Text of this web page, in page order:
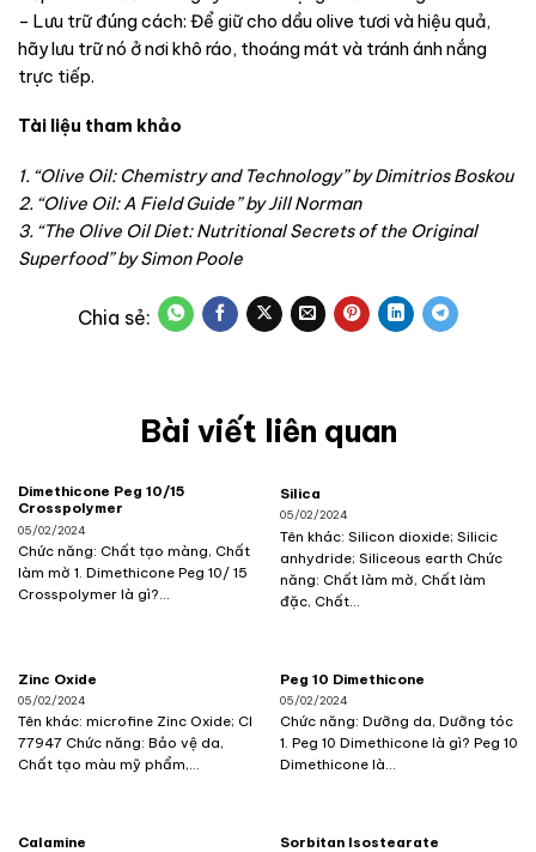
– Lưu trữ đúng cách: Để giữ cho dầu olive tươi và hiệu quả,
hãy lưu trữ nó ở nơi khô ráo, thoáng mát và tránh ánh nắng
trực tiếp.
Tài liệu tham khảo
1. “Olive Oil: Chemistry and Technology” by Dimitrios Boskou
2. “Olive Oil: A Field Guide” by Jill Norman
3. “The Olive Oil Diet: Nutritional Secrets of the Original
Superfood” by Simon Poole
Bài viết liên quan
Dimethicone Peg 10/15
Crosspolymer
05/02/2024
Chức năng: Chất tạo màng, Chất
làm mờ 1. Dimethicone Peg 10/ 15
Crosspolymer là gì?...
Silica
05/02/2024
Tên khác: Silicon dioxide; Silicic
anhydride; Siliceous earth Chức
năng: Chất làm mờ, Chất làm
đặc, Chất...
Zinc Oxide
05/02/2024
Tên khác: microfine Zinc Oxide; CI
77947 Chức năng: Bảo vệ da,
Chất tạo màu mỹ phẩm,...
Peg 10 Dimethicone
05/02/2024
Chức năng: Dưỡng da, Dưỡng tóc
1. Peg 10 Dimethicone là gì? Peg 10
Dimethicone là...
Calamine Sorbitan Isostearate